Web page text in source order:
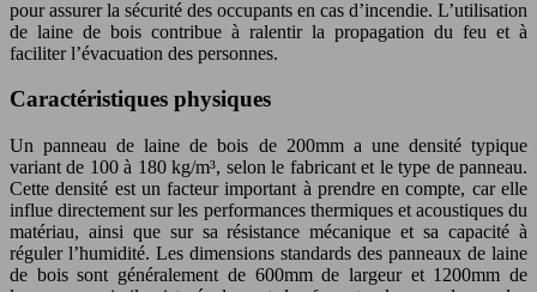
pour assurer la sécurité des occupants en cas d’incendie. L’utilisation
de laine de bois contribue à ralentir la propagation du feu et à
faciliter l’évacuation des personnes.
Caractéristiques physiques
Un panneau de laine de bois de 200mm a une densité typique
variant de 100 à 180 kg/m³, selon le fabricant et le type de panneau.
Cette densité est un facteur important à prendre en compte, car elle
influe directement sur les performances thermiques et acoustiques du
matériau, ainsi que sur sa résistance mécanique et sa capacité à
réguler l’humidité. Les dimensions standards des panneaux de laine
de bois sont généralement de 600mm de largeur et 1200mm de